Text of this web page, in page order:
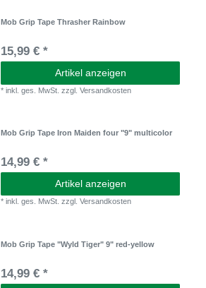
Mob Grip Tape Thrasher Rainbow
15,99 € *
Artikel anzeigen
*inkl. ges. MwSt. zzgl.Versandkosten
Mob Grip Tape Iron Maiden four "9" multicolor
14,99 € *
Artikel anzeigen
*inkl. ges. MwSt. zzgl.Versandkosten
Mob Grip Tape "Wyld Tiger" 9" red-yellow
14,99 € *